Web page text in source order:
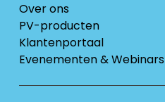
Over ons
PV-producten
Klantenportaal
Evenementen & Webinars